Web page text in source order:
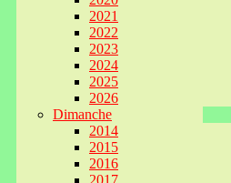
2021
2022
2023
2024
2025
2026
Dimanche
2014
2015
2016
2017